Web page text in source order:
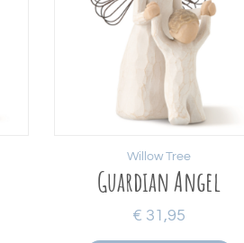
Guardian Angel
€ 31,95
Willow Tree